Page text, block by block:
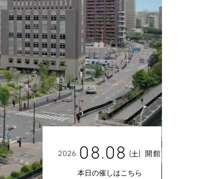
2026 08.08 [土] 開館
本日の催しはこちら